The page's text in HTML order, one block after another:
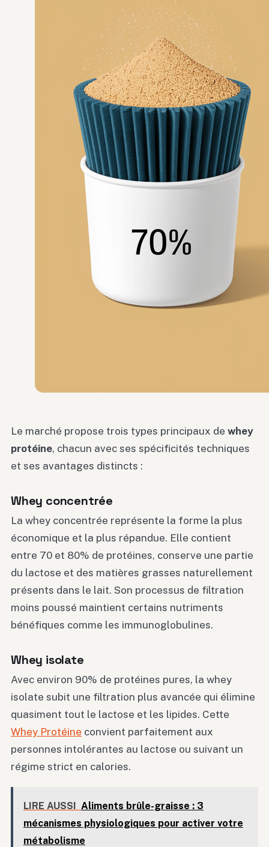
Le marché propose trois types principaux de whey
protéine, chacun avec ses spécificités techniques
et ses avantages distincts :
Whey concentrée
La whey concentrée représente la forme la plus
économique et la plus répandue. Elle contient
entre 70 et 80% de protéines, conserve une partie
du lactose et des matières grasses naturellement
présents dans le lait. Son processus de filtration
moins poussé maintient certains nutriments
bénéfiques comme les immunoglobulines.
Whey isolate
Avec environ 90% de protéines pures, la whey
isolate subit une filtration plus avancée qui élimine
quasiment tout le lactose et les lipides. Cette
Whey Protéine convient parfaitement aux
personnes intolérantes au lactose ou suivant un
régime strict en calories.
LIRE AUSSI Aliments brûle-graisse : 3
mécanismes physiologiques pour activer votre
métabolisme